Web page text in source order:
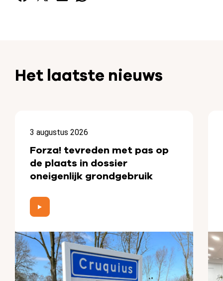
Het laatste nieuws
3 augustus 2026
Forza! tevreden met pas op
de plaats in dossier
oneigenlijk grondgebruik